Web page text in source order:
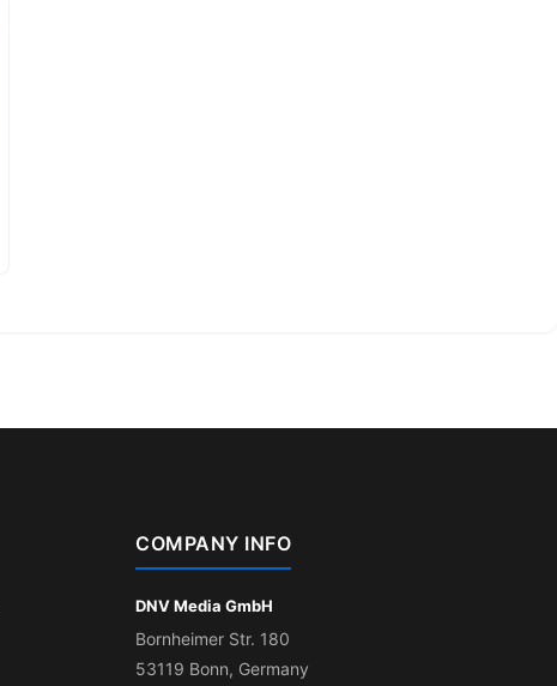
COMPANY INFO
DNV Media GmbH
Bornheimer Str. 180
53119 Bonn, Germany